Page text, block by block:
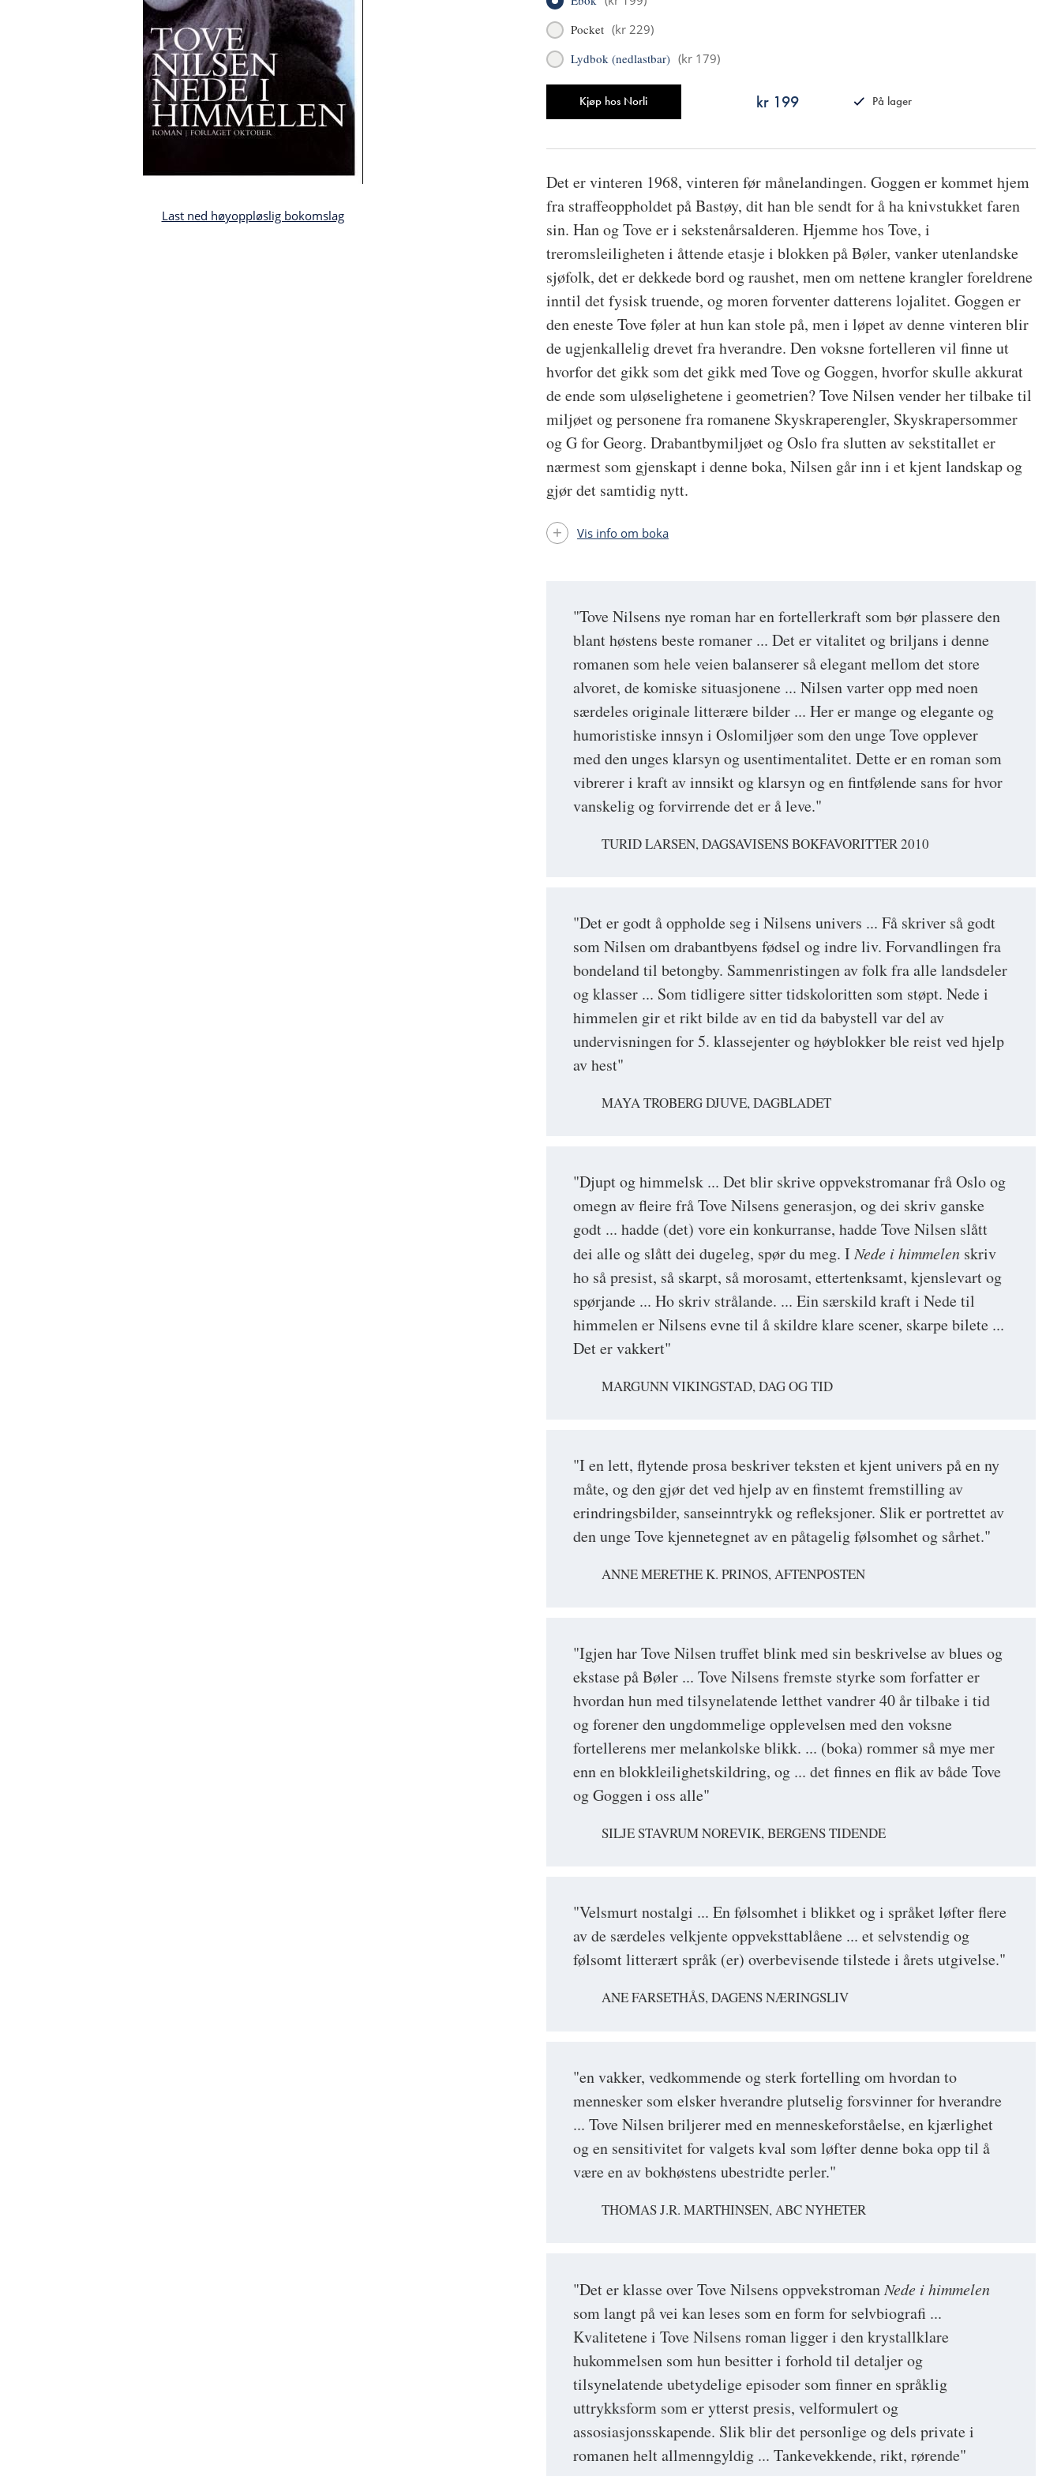
Last ned høyoppløslig bokomslag
Pocket (kr 229)
Lydbok (nedlastbar) (kr 179)
Kjøp hos Norli kr 199
På lager
"Tove Nilsens nye roman har en fortellerkraft som bør plassere den
blant høstens beste romaner ... Det er vitalitet og briljans i denne
romanen som hele veien balanserer så elegant mellom det store
alvoret, de komiske situasjonene ... Nilsen varter opp med noen
særdeles originale litterære bilder ... Her er mange og elegante og
humoristiske innsyn i Oslomiljøer som den unge Tove opplever
med den unges klarsyn og usentimentalitet. Dette er en roman som
vibrerer i kraft av innsikt og klarsyn og en fintfølende sans for hvor
vanskelig og forvirrende det er å leve."
TURID LARSEN, DAGSAVISENS BOKFAVORITTER 2010
"Det er godt å oppholde seg i Nilsens univers ... Få skriver så godt
som Nilsen om drabantbyens fødsel og indre liv. Forvandlingen fra
bondeland til betongby. Sammenristingen av folk fra alle landsdeler
og klasser ... Som tidligere sitter tidskoloritten som støpt. Nede i
himmelen gir et rikt bilde av en tid da babystell var del av
undervisningen for 5. klassejenter og høyblokker ble reist ved hjelp
av hest"
MAYA TROBERG DJUVE, DAGBLADET
"Djupt og himmelsk ... Det blir skrive oppvekstromanar frå Oslo og
omegn av fleire frå Tove Nilsens generasjon, og dei skriv ganske
godt ... hadde (det) vore ein konkurranse, hadde Tove Nilsen slått
dei alle og slått dei dugeleg, spør du meg. INede i himmelen skriv
ho så presist, så skarpt, så morosamt, ettertenksamt, kjenslevart og
spørjande ... Ho skriv strålande. ... Ein særskild kraft i Nede til
himmelen er Nilsens evne til å skildre klare scener, skarpe bilete ...
Det er vakkert"
MARGUNN VIKINGSTAD, DAG OG TID
"I en lett, flytende prosa beskriver teksten et kjent univers på en ny
måte, og den gjør det ved hjelp av en finstemt fremstilling av
erindringsbilder, sanseinntrykk og refleksjoner. Slik er portrettet av
den unge Tove kjennetegnet av en påtagelig følsomhet og sårhet."
ANNE MERETHE K. PRINOS, AFTENPOSTEN
"Igjen har Tove Nilsen truffet blink med sin beskrivelse av blues og
ekstase på Bøler ... Tove Nilsens fremste styrke som forfatter er
hvordan hun med tilsynelatende letthet vandrer 40 år tilbake i tid
og forener den ungdommelige opplevelsen med den voksne
fortellerens mer melankolske blikk. ... (boka) rommer så mye mer
enn en blokkleilighetskildring, og ... det finnes en flik av både Tove
og Goggen i oss alle"
SILJE STAVRUM NOREVIK, BERGENS TIDENDE
"Velsmurt nostalgi ... En følsomhet i blikket og i språket løfter flere
av de særdeles velkjente oppveksttablåene ... et selvstendig og
følsomt litterært språk (er) overbevisende tilstede i årets utgivelse."
ANE FARSETHÅS, DAGENS NÆRINGSLIV
"en vakker, vedkommende og sterk fortelling om hvordan to
mennesker som elsker hverandre plutselig forsvinner for hverandre
... Tove Nilsen briljerer med en menneskeforståelse, en kjærlighet
og en sensitivitet for valgets kval som løfter denne boka opp til å
være en av bokhøstens ubestridte perler."
THOMAS J.R. MARTHINSEN, ABC NYHETER
"Det er klasse over Tove Nilsens oppvekstromanNede i himmelen
som langt på vei kan leses som en form for selvbiografi ...
Kvalitetene i Tove Nilsens roman ligger i den krystallklare
hukommelsen som hun besitter i forhold til detaljer og
tilsynelatende ubetydelige episoder som finner en språklig
uttrykksform som er ytterst presis, velformulert og
assosiasjonsskapende. Slik blir det personlige og dels private i
romanen helt allmenngyldig ... Tankevekkende, rikt, rørende"
Det er vinteren 1968, vinteren før månelandingen. Goggen er kommet hjem
fra straffeoppholdet på Bastøy, dit han ble sendt for å ha knivstukket faren
sin. Han og Tove er i sekstenårsalderen. Hjemme hos Tove, i
treromsleiligheten i åttende etasje i blokken på Bøler, vanker utenlandske
sjøfolk, det er dekkede bord og raushet, men om nettene krangler foreldrene
inntil det fysisk truende, og moren forventer datterens lojalitet. Goggen er
den eneste Tove føler at hun kan stole på, men i løpet av denne vinteren blir
de ugjenkallelig drevet fra hverandre. Den voksne fortelleren vil finne ut
hvorfor det gikk som det gikk med Tove og Goggen, hvorfor skulle akkurat
de ende som uløselighetene i geometrien? Tove Nilsen vender her tilbake til
miljøet og personene fra romanene Skyskraperengler, Skyskrapersommer
og G for Georg. Drabantbymiljøet og Oslo fra slutten av sekstitallet er
nærmest som gjenskapt i denne boka, Nilsen går inn i et kjent landskap og
gjør det samtidig nytt.
Vis info om boka